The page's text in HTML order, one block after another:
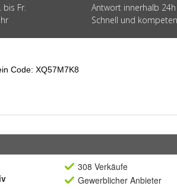
308 Verkäufe
Gewerblicher Anbieter